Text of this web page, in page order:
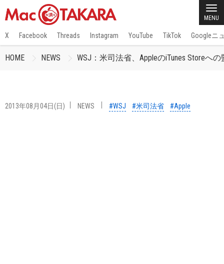
MENU
X Facebook Threads Instagram YouTube TikTok Googleニ
HOME NEWS WSJ：米司法省、AppleのiTunes Storeへ
2013年08月04日(日) NEWS #WSJ #米司法省 #Apple